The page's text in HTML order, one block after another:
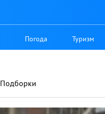
Погода Туризм
Подборки